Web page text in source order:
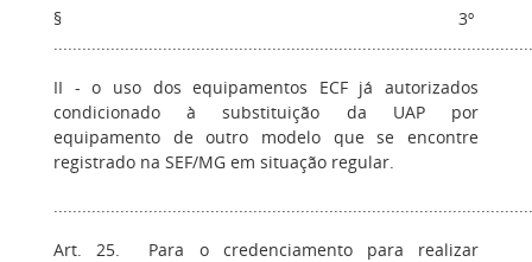
§ 3º
II - o uso dos equipamentos ECF já autorizados
condicionado à substituição da UAP por
equipamento de outro modelo que se encontre
registrado na SEF/MG em situação regular.
Art. 25. Para o credenciamento para realizar